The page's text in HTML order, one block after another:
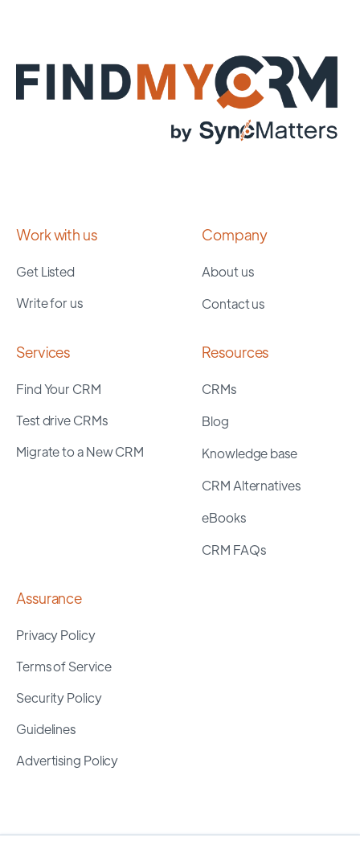
Work with us
Get Listed
Write for us
Company
About us
Contact us
Services
Find Your CRM
Test drive CRMs
Migrate to a New CRM
Resources
CRMs
Blog
Knowledge base
CRM Alternatives
eBooks
CRM FAQs
Assurance
Privacy Policy
Terms of Service
Security Policy
Guidelines
Advertising Policy